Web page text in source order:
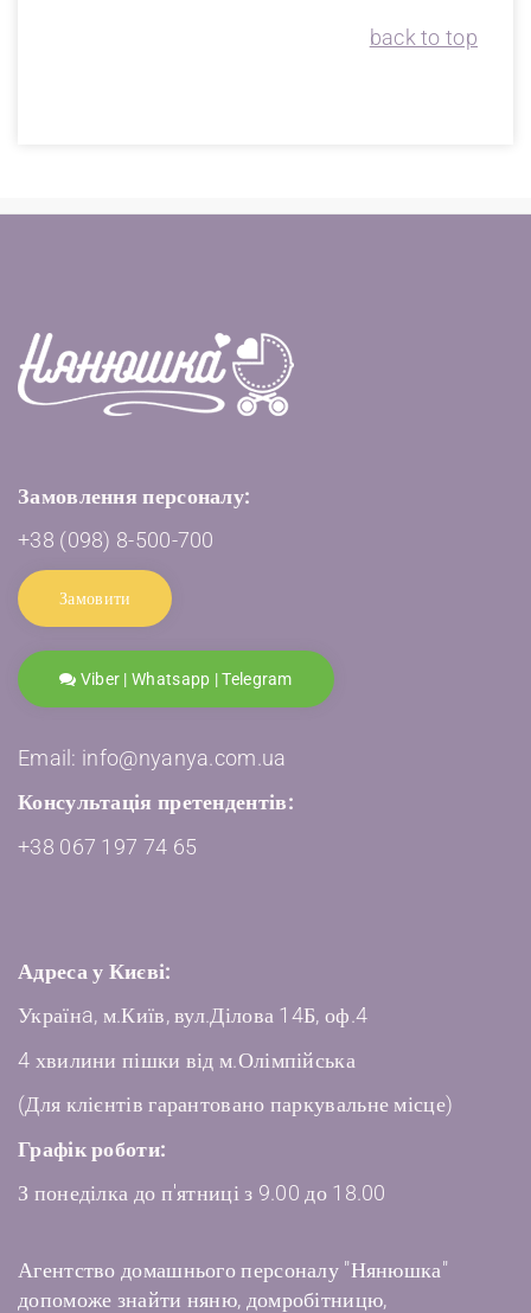
back to top
Замовлення персоналу:
+38 (098) 8-500-700
Замовити
Viber | Whatsapp | Telegram
Email: info@nyanya.com.ua
Консультація претендентів:
+38 067 197 74 65
Адреса у Києві:
Українa, м.Київ, вул.Ділова 14Б, оф.4
4 хвилини пішки від м.Олімпійська
(Для клієнтів гарантовано паркувальне місце)
Графік роботи:
З понеділка до п'ятниці з 9.00 до 18.00
Агентство домашнього персоналу "Нянюшка"
допоможе знайти няню, домробітницю,